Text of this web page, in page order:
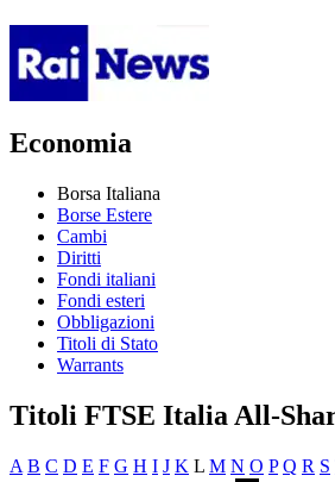
Economia
Borsa Italiana
Borse Estere
Cambi
Diritti
Fondi italiani
Fondi esteri
Obbligazioni
Titoli di Stato
Warrants
Titoli FTSE Italia All-
A B C D E F G H I J K L M N O P Q R S